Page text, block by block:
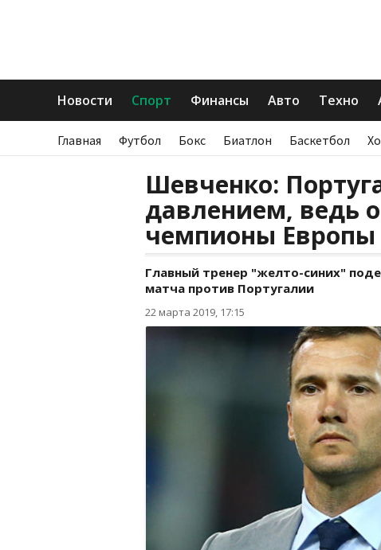
Новости Спорт Финансы Авто Техно
Главная Футбол Бокс Биатлон Баскетбол
Шевченко:
давлением, ведь
чемпионы Европы
Главный тренер "желто-синих"
матча против Португалии
22 марта 2019, 17:15